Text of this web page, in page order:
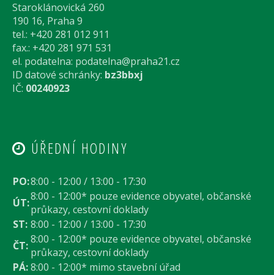
Staroklánovická 260
190 16, Praha 9
tel.: +420 281 012 911
fax.: +420 281 971 531
el. podatelna: podatelna@praha21.cz
ID datové schránky: bz3bbxj
IČ: 00240923
ÚŘEDNÍ HODINY
PO:8:00 - 12:00 / 13:00 - 17:30
ÚT:8:00 - 12:00* pouze evidence obyvatel, občanské
průkazy, cestovní doklady
ST: 8:00 - 12:00 / 13:00 - 17:30
ČT:8:00 - 12:00* pouze evidence obyvatel, občanské
průkazy, cestovní doklady
PÁ:8:00 - 12:00* mimo stavební úřad